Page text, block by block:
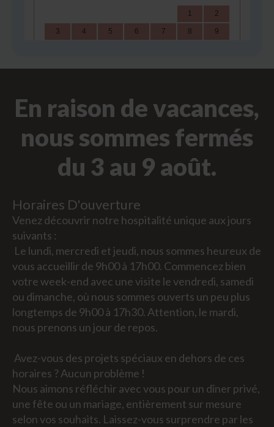
En raison de vacances,
nous sommes fermés
du 3 au 9 août.
Horaires D'ouverture
Venez découvrir notre hospitalité unique aux jours
suivants :
Le lundi, mercredi et jeudi, nous sommes heureux de
vous accueillir de 9h00 à 17h00. Commencez bien
votre week-end avec une visite le vendredi, samedi
ou dimanche, où nous sommes ouverts un peu plus
longtemps de 9h00 à 17h30. Attention, le mardi,
nous prenons un jour de repos.
Avez-vous des projets spéciaux en dehors de ces
horaires ? Aucun problème !
Nous aimons réfléchir avec vous pour un dîner privé,
une fête ou un mariage, entièrement sur mesure
selon vos souhaits. Laissez-vous surprendre par les